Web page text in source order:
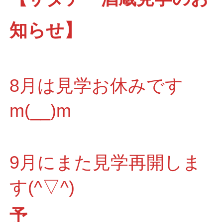
知らせ】
8月は見学お休みです
m(__)m
9月にまた見学再開しま
す(^▽^)
予